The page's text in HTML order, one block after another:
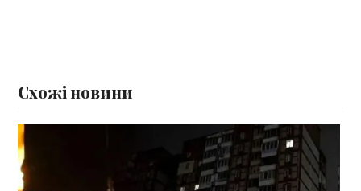
Схожі новини